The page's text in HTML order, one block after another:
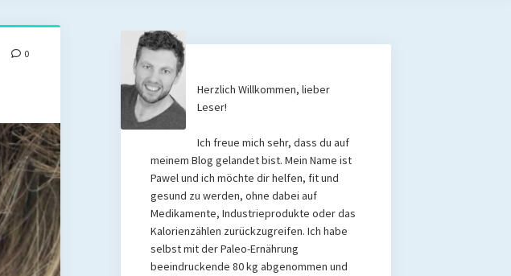
0
Herzlich Willkommen, lieber
Leser!
Ich freue mich sehr, dass du auf
meinem Blog gelandet bist. Mein Name ist
Pawel und ich möchte dir helfen, fit und
gesund zu werden, ohne dabei auf
Medikamente, Industrieprodukte oder das
Kalorienzählen zurückzugreifen. Ich habe
selbst mit der Paleo-Ernährung
beeindruckende 80 kg abgenommen und